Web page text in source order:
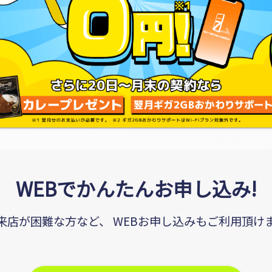
WEBでかんたんお申し込み!
店が困難な方など、 WEBお申し込みもご利用頂け